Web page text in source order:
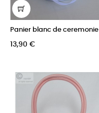
Panier blanc de ceremonie
13,90 €